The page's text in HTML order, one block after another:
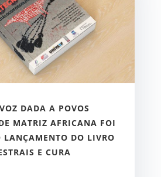
DADA A POVOS
MATRIZ AFRICANA FOI
LANÇAMENTO DO LIVRO
E CURA